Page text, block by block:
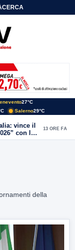
CERCA
27°C
Salerno29°C
vince il
con la
Sannio
13 ORE FA
della